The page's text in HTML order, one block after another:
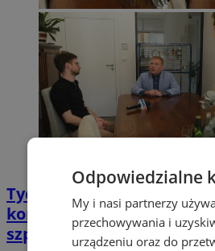
Tychy: Bitcoiny i Fundacja
koronawirusem.
szpitala
Odpowiedzialne
My i nasi partnerzy
przechowywania i
urządzeniu oraz do